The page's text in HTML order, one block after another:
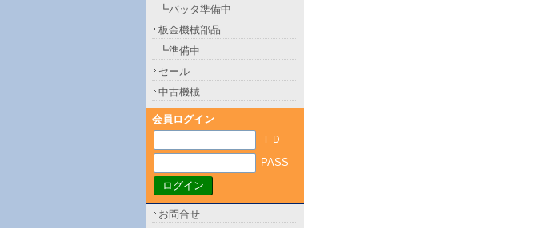
┗バッタ準備中
板金機械部品
┗準備中
セール
中古機械
会員ログイン
ＩＤ
PASS
お問合せ